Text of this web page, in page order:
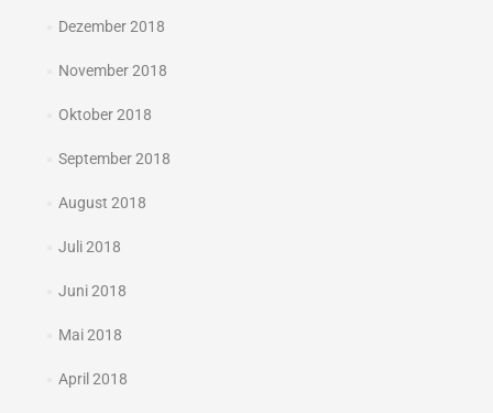
Dezember 2018
November 2018
Oktober 2018
September 2018
August 2018
Juli 2018
Juni 2018
Mai 2018
April 2018